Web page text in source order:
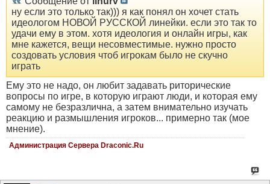
ну если это только так))) я как понял он хочет стать
идеологом НОВОЙ РУССКОЙ линейки. если это так то
удачи ему в этом. хотя идеология и онлайн игры, как
мне кажется, вещи несовместимые. нужно просто
создовать условия чтоб игрокам было не скучно
играть
Ему это не надо, он любит задавать риторические
вопросы по игре, в которую играют люди, и которая ему
самому не безразлична, а затем внимательно изучать
реакцию и размышления игроков... примерно так (мое
мнение).
Администрация Сервера Draconic.Ru